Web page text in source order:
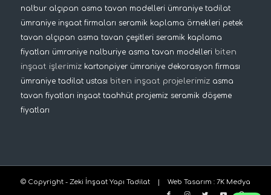
nalbur alçıpan asma tavan modelleri ümraniye tadilat
ümraniye inşaat firmaları seramik kaplama örnekleri petek
tavan alçıpan asma tavan çeşitleri seramik kaplama
fiyatları ümraniye nalburiye asma tavan modelleri biten
inşaat işlerimiz kartonpiyer ümraniye dekorasyon firması
ümraniye tadilat ustası biten inşaat projelerimiz asma
tavan fiyatları inşaat taahhüt projemiz seramik döşeme
fiyatları
© Copyright - Zeki İnşaat Yapı Tadilat | Web Tasarım : 7K Medya